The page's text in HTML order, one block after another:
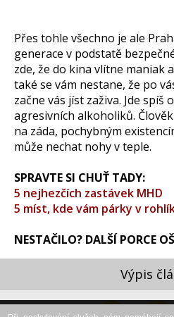
Přes tohle všechno je ale
generace v podstatě
zde, že do kina vlítne maniak
také se vám nestane, že po
začne vás jíst zaživa. Jde spíš
agresivních alkoholiků.
na záda, pochybným
může nechat nohy v teple.
SPRAVTE SI CHUŤ TADY:
5 nejhezčích zastávek MHD
5 míst, kde vám párky v
NESTAČILO? DALŠÍ PORCE
Výpis